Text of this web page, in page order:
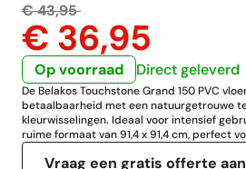
€ 36,95
€ 43,95
Op voorraad Direct geleverd
De Belakos Touchstone Grand 150 PVC
betaalbaarheid met een natuurgetrouwe
kleurwisselingen. Ideaal voor intensief
ruime formaat van 91,4 x 91,4 cm, perfect
Vraag een gratis offerte aan